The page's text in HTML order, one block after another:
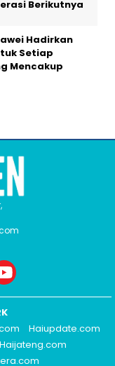
Berikutnya
Hadirkan
Setiap
Mencakup
Haiupdate.com
Haijateng.com